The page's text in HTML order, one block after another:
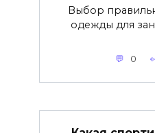
Выбор
одежды для
0